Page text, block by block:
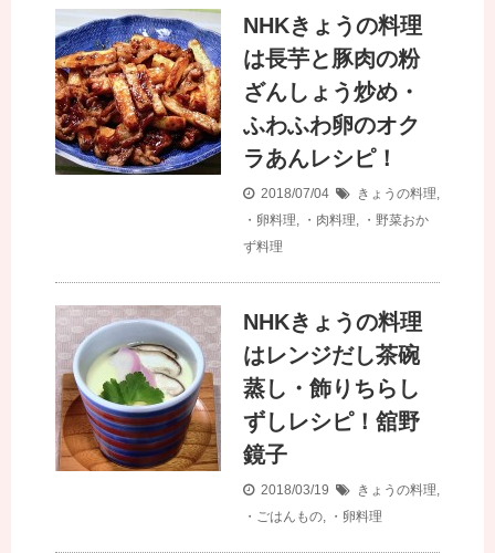
NHKきょうの料理
は長芋と豚肉の粉
ざんしょう炒め・
ふわふわ卵のオク
ラあんレシピ！
2018/07/04 きょうの料理
・卵料理
・肉料理
・野菜おか
ず料理
NHKきょうの料理
はレンジだし茶碗
蒸し・飾りちらし
ずしレシピ！舘野
鏡子
2018/03/19 きょうの料理
・ごはんもの
・卵料理